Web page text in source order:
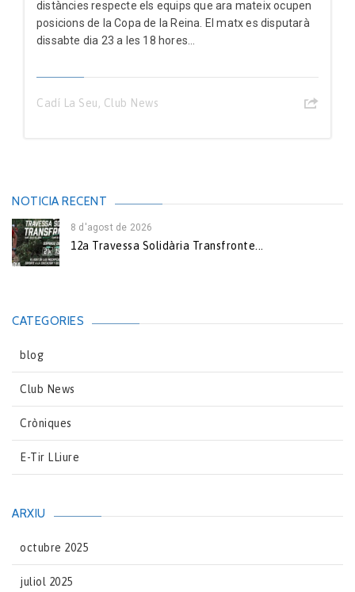
distàncies respecte els equips que ara mateix ocupen
posicions de la Copa de la Reina. El matx es disputarà
dissabte dia 23 a les 18 hores...
Cadí La Seu, Club News
NOTICIA RECENT
8 d'agost de 2026
12a Travessa Solidària Transfronte...
CATEGORIES
blog
Club News
Cròniques
E-Tir LLiure
ARXIU
octubre 2025
juliol 2025